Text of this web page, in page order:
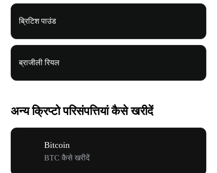
ब्रिटिश पाउंड
ब्राजीली रियल
अन्य क्रिप्टो परिसंपत्तियां कैसे खरीदें
Bitcoin
BTC कैसे खरीदें